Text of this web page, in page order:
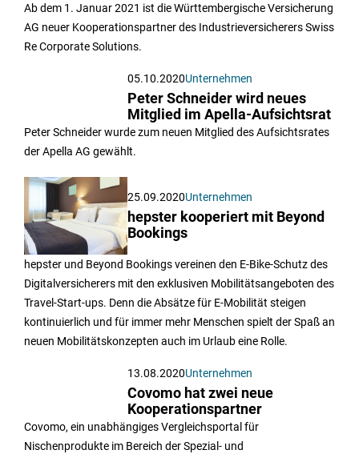
Ab dem 1. Januar 2021 ist die Württembergische Versicherung
AG neuer Kooperationspartner des Industrieversicherers Swiss
Re Corporate Solutions.
05.10.2020Unternehmen
Peter Schneider wird neues
Mitglied im Apella-Aufsichtsrat
Peter Schneider wurde zum neuen Mitglied des Aufsichtsrates
der Apella AG gewählt.
25.09.2020Unternehmen
hepster kooperiert mit Beyond
Bookings
hepster und Beyond Bookings vereinen den E-Bike-Schutz des
Digitalversicherers mit den exklusiven Mobilitätsangeboten des
Travel-Start-ups. Denn die Absätze für E-Mobilität steigen
kontinuierlich und für immer mehr Menschen spielt der Spaß an
neuen Mobilitätskonzepten auch im Urlaub eine Rolle.
13.08.2020Unternehmen
Covomo hat zwei neue
Kooperationspartner
Covomo, ein unabhängiges Vergleichsportal für
Nischenprodukte im Bereich der Spezial- und